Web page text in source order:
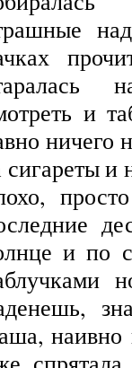
и
ничего
сигареты
и по